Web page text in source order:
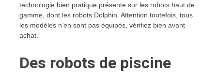
technologie bien pratique présente sur les robots haut de
gamme, dont les robots Dolphin. Attention toutefois, tous
les modèles n’en sont pas équipés, vérifiez bien avant
achat.
Des robots de piscine